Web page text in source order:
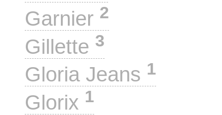
Garnier 2
Gillette 3
Gloria Jeans 1
Glorix 1